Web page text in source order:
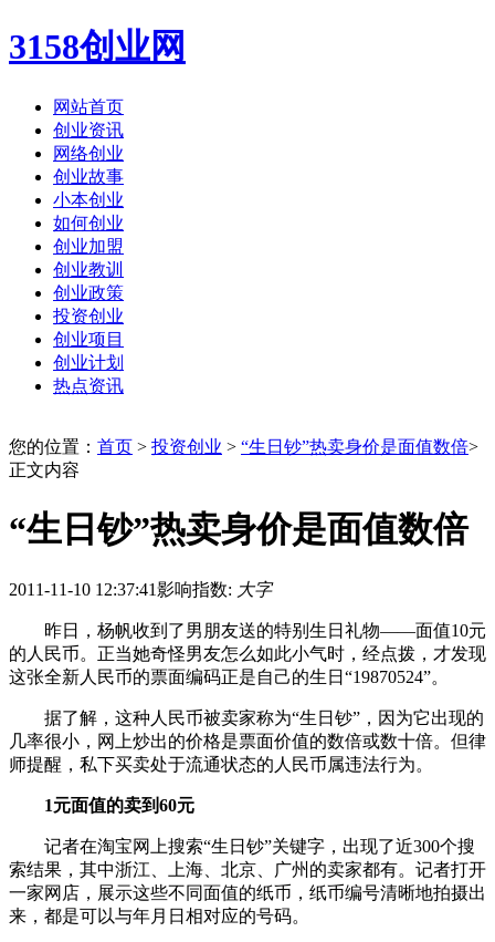
3158创业网
网站首页
创业资讯
网络创业
创业故事
小本创业
如何创业
创业加盟
创业教训
创业政策
投资创业
创业项目
创业计划
热点资讯
您的位置： 首页 > 投资创业 > “生日钞”热卖身价是面值数倍>
正文内容
“生日钞”热卖身价是面值数倍
2011-11-10 12:37:41影响指数: 大字
昨日，杨帆收到了男朋友送的特别生日礼物——面值10元
的人民币。正当她奇怪男友怎么如此小气时，经点拨，才发现
这张全新人民币的票面编码正是自己的生日“19870524”。
据了解，这种人民币被卖家称为“生日钞”，因为它出现的
几率很小，网上炒出的价格是票面价值的数倍或数十倍。但律
师提醒，私下买卖处于流通状态的人民币属违法行为。
1元面值的卖到60元
记者在淘宝网上搜索“生日钞”关键字，出现了近300个搜
索结果，其中浙江、上海、北京、广州的卖家都有。记者打开
一家网店，展示这些不同面值的纸币，纸币编号清晰地拍摄出
来，都是可以与年月日相对应的号码。